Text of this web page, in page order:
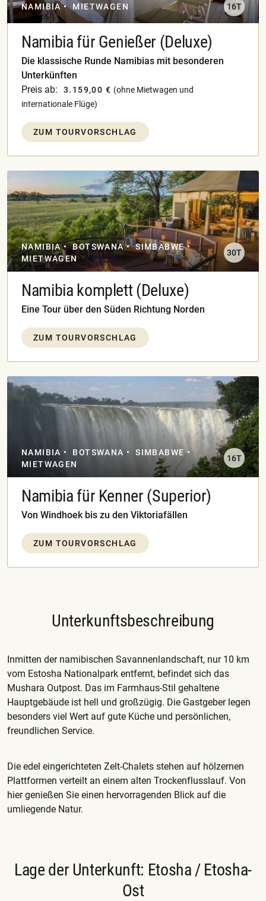
NAMIBIA MIETWAGEN 16T
Namibia für Genießer (Deluxe)
Die klassische Runde Namibias mit besonderen
Unterkünften
Preis ab:
3.159,00 € (ohne Mietwagen und
internationale Flüge)
ZUM TOURVORSCHLAG
NAMIBIA BOTSWANA
SIMBABWE
MIETWAGEN
30T
Namibia komplett (Deluxe)
Eine Tour über den Süden Richtung Norden
ZUM TOURVORSCHLAG
NAMIBIA BOTSWANA
SIMBABWE
MIETWAGEN
16T
Namibia für Kenner (Superior)
Von Windhoek bis zu den Viktoriafällen
ZUM TOURVORSCHLAG
Unterkunftsbeschreibung
Inmitten der namibischen Savannenlandschaft, nur 10 km
vom Estosha Nationalpark entfernt, befindet sich das
Mushara Outpost. Das im Farmhaus-Stil gehaltene
Hauptgebäude ist hell und großzügig. Die Gastgeber legen
besonders viel Wert auf gute Küche und persönlichen,
freundlichen Service.
Die edel eingerichteten Zelt-Chalets stehen auf hölzernen
Plattformen verteilt an einem alten Trockenflusslauf. Von
hier genießen Sie einen hervorragenden Blick auf die
umliegende Natur.
Lage der Unterkunft: Etosha / Etosha-
Ost